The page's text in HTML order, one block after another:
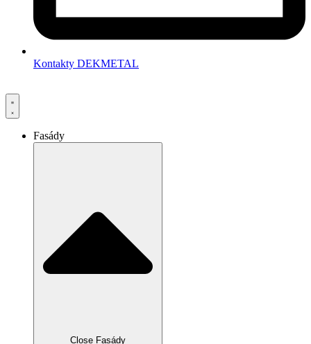
Kontakty DEKMETAL
Fasády
Close Fasády